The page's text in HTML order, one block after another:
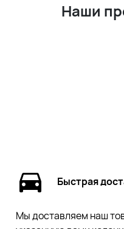
Наши
Быстрая
Мы доставляем наш